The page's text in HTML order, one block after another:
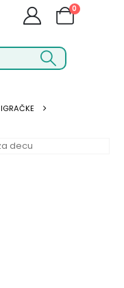
0
IGRAČKE